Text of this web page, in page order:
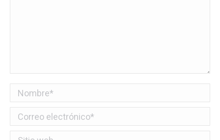
Nombre *
Correo electrónico *